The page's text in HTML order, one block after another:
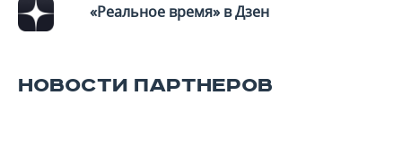
«Реальное время» в Дзен
НОВОСТИ ПАРТНЕРОВ